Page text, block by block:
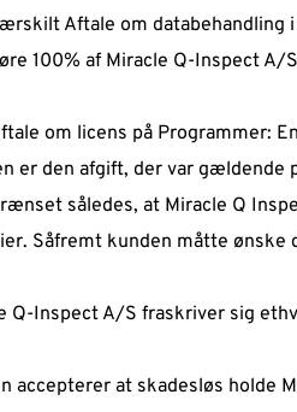
Aftale om databehandling
100% af Miracle Q-Inspect A/
om licens på Programmer:
er den afgift, der var gældende
således, at Miracle Q
Såfremt kunden måtte
Q-Inspect A/S fraskriver sig
accepterer at skadesløs holde